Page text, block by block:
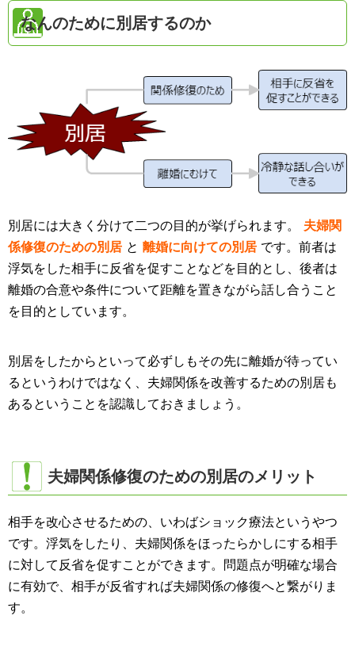
なんのために別居するのか
別居には大きく分けて二つの目的が挙げられます。
夫婦関
係修復のための別居 と 離婚に向けての別居 です。前者は
浮気をした相手に反省を促すことなどを目的とし、後者は
離婚の合意や条件について距離を置きながら話し合うこと
を目的としています。
別居をしたからといって必ずしもその先に離婚が待ってい
るというわけではなく、夫婦関係を改善するための別居も
あるということを認識しておきましょう。
夫婦関係修復のための別居のメリット
相手を改心させるための、いわばショック療法というやつ
です。浮気をしたり、夫婦関係をほったらかしにする相手
に対して反省を促すことができます。問題点が明確な場合
に有効で、相手が反省すれば夫婦関係の修復へと繋がりま
す。